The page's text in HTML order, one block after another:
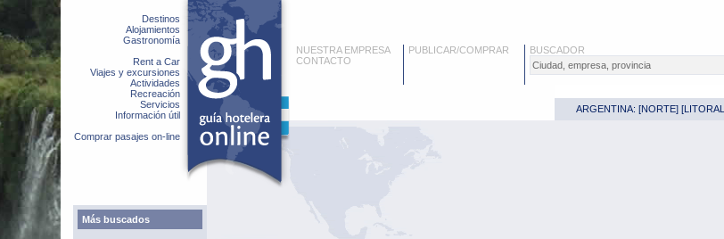
Destinos
Alojamientos
Gastronomía
Rent a Car
Viajes y excursiones
Actividades
Recreación
Servicios
Información útil
Comprar pasajes on-line
Más buscados
NUESTRA EMPRESA
CONTACTO
PUBLICAR/COMPRAR BUSCADOR
ARGENTINA: [NORTE] [LITORAL